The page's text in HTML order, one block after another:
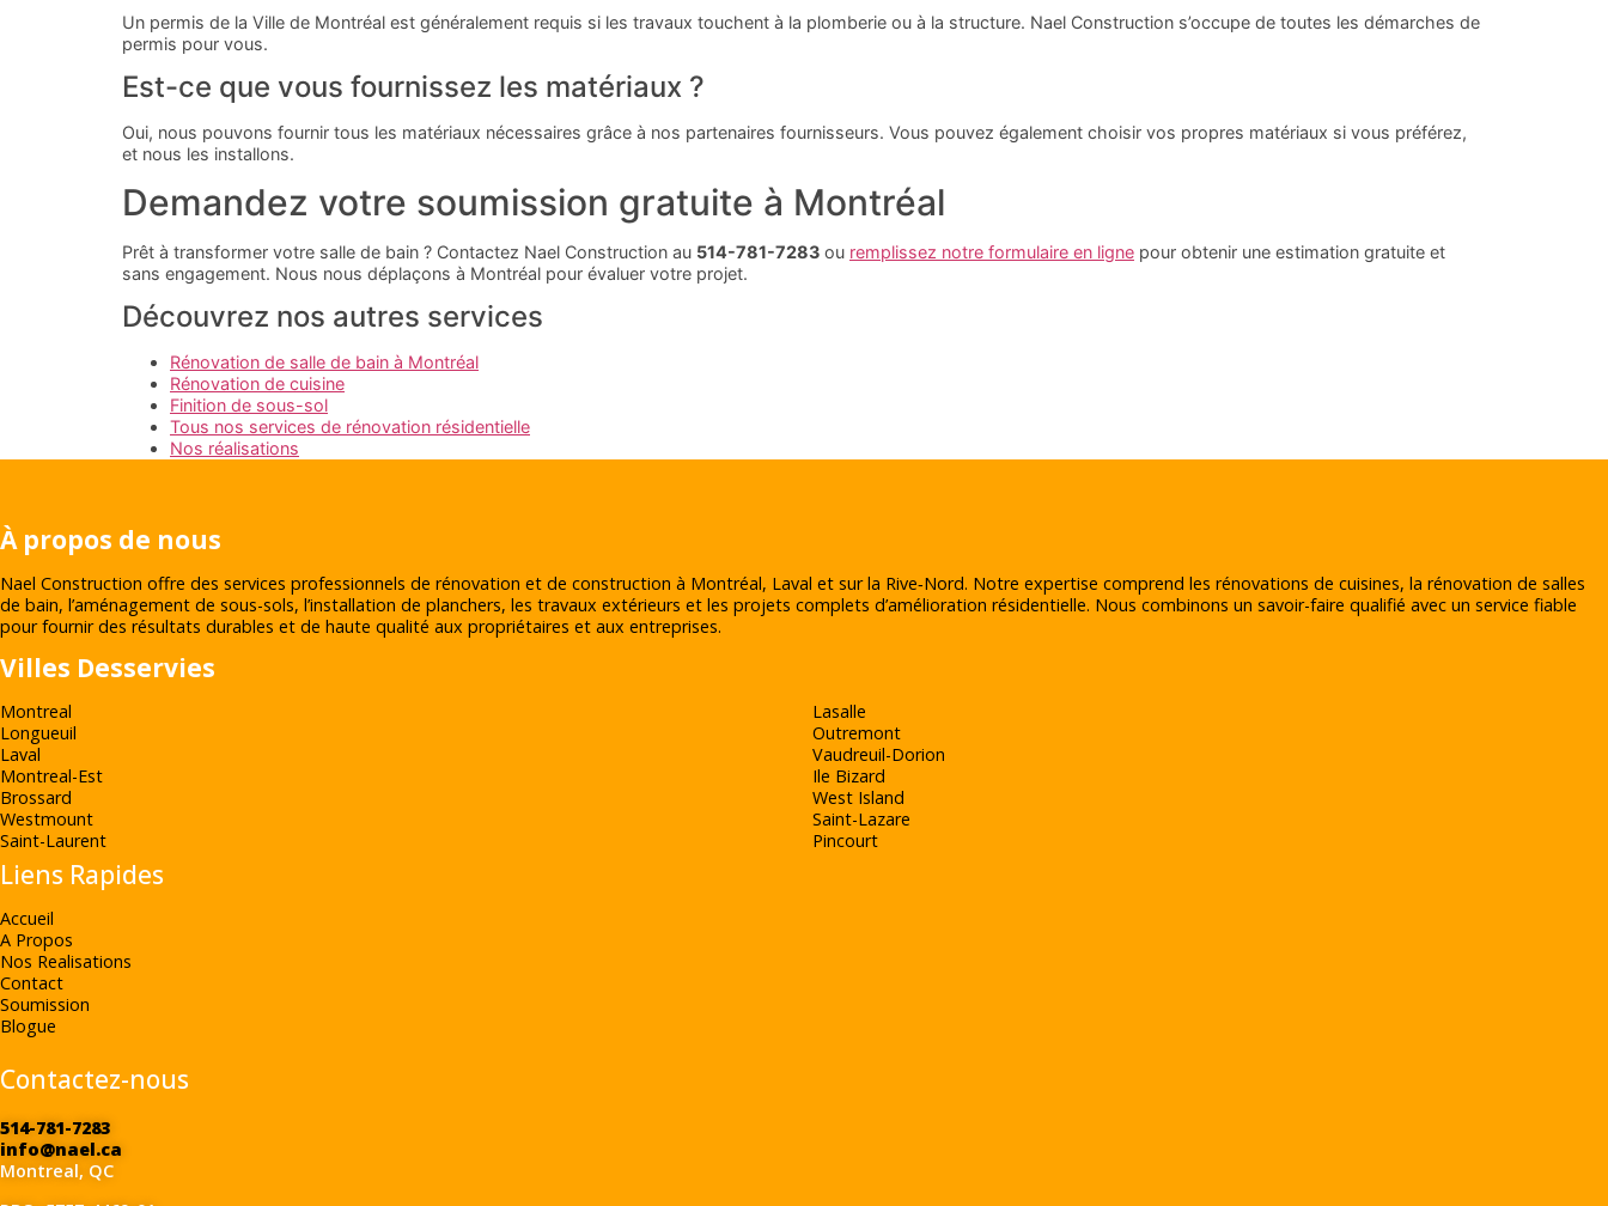
Un permis de la Ville de Montréal est généralement requis si les travaux touchent à la plomberie ou à la structure. Nael Construction s’occupe de toutes les démarches de
permis pour vous.
Est-ce que vous fournissez les matériaux ?
Oui, nous pouvons fournir tous les matériaux nécessaires grâce à nos partenaires fournisseurs. Vous pouvez également choisir vos propres matériaux si vous préférez,
et nous les installons.
Demandez votre soumission gratuite à Montréal
Prêt à transformer votre salle de bain ? Contactez Nael Construction au 514-781-7283 ou remplissez notre formulaire en ligne pour obtenir une estimation gratuite et
sans engagement. Nous nous déplaçons à Montréal pour évaluer votre projet.
Découvrez nos autres services
Rénovation de salle de bain à Montréal
Rénovation de cuisine
Finition de sous-sol
Tous nos services de rénovation résidentielle
Nos réalisations
À propos de nous
Nael Construction offre des services professionnels de rénovation et de construction à Montréal, Laval et sur la Rive‑Nord. Notre expertise comprend les rénovations de cuisines, la rénovation de salles
de bain, l’aménagement de sous-sols, l’installation de planchers, les travaux extérieurs et les projets complets d’amélioration résidentielle. Nous combinons un savoir-faire qualifié avec un service fiable
pour fournir des résultats durables et de haute qualité aux propriétaires et aux entreprises.
Villes Desservies
Montreal
Longueuil
Laval
Montreal-Est
Brossard
Westmount
Saint-Laurent
Lasalle
Outremont
Vaudreuil-Dorion
Ile Bizard
West Island
Saint-Lazare
Pincourt
Liens Rapides
Accueil
A Propos
Nos Realisations
Contact
Soumission
Blogue
Contactez-nous
514-781-7283
info@nael.ca
Montreal, QC